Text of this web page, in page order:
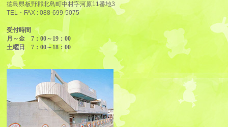
徳島県板野郡北島町中村字河原11番地3
TEL・FAX :088-699-5075
受付時間
月～金 7：00～19：00
土曜日 7：00～18：00